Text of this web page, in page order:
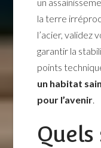
un
la terre
l’acier, validez
garantir la
points
un habitat
pour l’avenir.
Quels